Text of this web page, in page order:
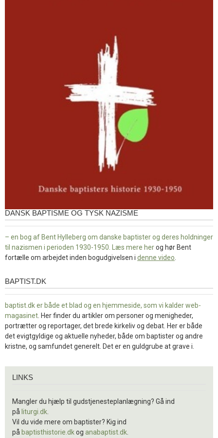
DANSK BAPTISME OG TYSK NAZISME
– en bog af Bent Hylleberg om danske baptister og deres holdninger
til nazismen i perioden 1930-1950. Læs mere herog hør Bent
fortælle om arbejdet inden bogudgivelsen i denne video
baptist.dk
BAPTIST.DK
baptist.dk er både et blad og en hjemmeside, som vi kalder web-
magasinet . Her finder du artikler om personer og menigheder,
portrætter og reportager, det brede kirkeliv og debat. Her er både
det evigtgyldige og aktuelle nyheder, både om baptister og andre
kristne, og samfundet generelt. Det er en guldgrube at grave i.
LINKS
Mangler du hjælp til gudstjenesteplanlægning? Gå ind
på liturgi.dk
Vil du vide mere om baptister? Kig ind
på baptisthistorie.dkog anabaptist.dk